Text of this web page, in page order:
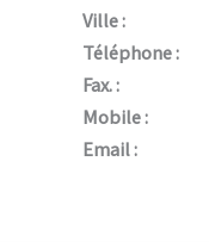
Ville :
Téléphone :
Fax. :
Mobile :
Email :